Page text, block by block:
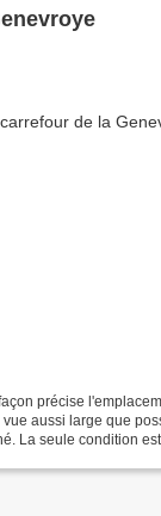
précise
aussi large que
La seule condition